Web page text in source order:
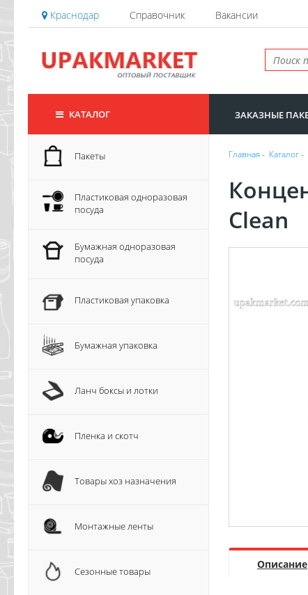
Краснодар Справочник Вакансии
КАТАЛОГ ЗАКАЗНЫЕ
Пакеты
Пластиковая одноразовая
посуда
Бумажная одноразовая
посуда
Пластиковая упаковка
Бумажная упаковка
Ланч боксы и лотки
Пленка и скотч
Товары хоз назначения
Монтажные ленты
Сезонные товары
Главная- Каталог-
Clean
Описание